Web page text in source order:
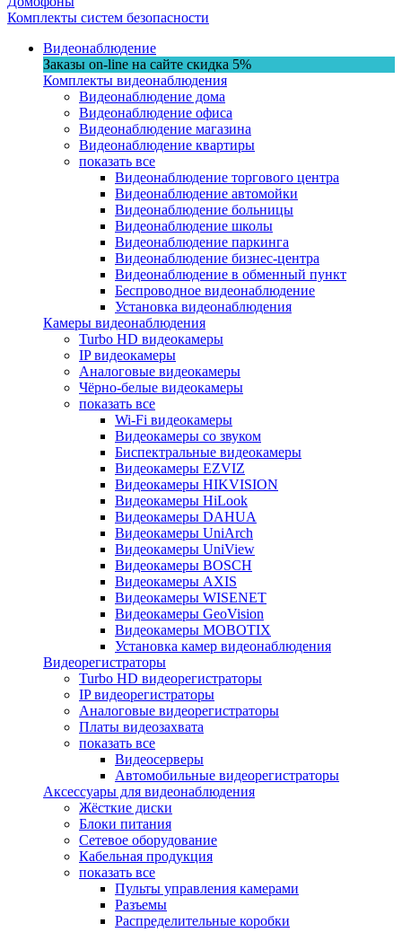
Комплекты систем безопасности
Видеонаблюдение
Заказы on-line на сaйте скидка 5%
Комплекты видеонаблюдения
Видеонаблюдение дома
Видеонаблюдение офиса
Видеонаблюдение магазина
Видеонаблюдение квартиры
показать все
Видеонаблюдение торгового центра
Видеонаблюдение автомойки
Видеонаблюдение больницы
Видеонаблюдение школы
Видеонаблюдение паркинга
Видеонаблюдение бизнес-центра
Видеонаблюдение в обменный пункт
Беспроводное видеонаблюдение
Установка видеонаблюдения
Камеры видеонаблюдения
Turbo HD видеокамеры
IP видеокамеры
Аналоговые видеокамеры
Чёрно-белые видеокамеры
показать все
Wi-Fi видеокамеры
Видеокамеры со звуком
Биспектральные видеокамеры
Видеокамеры EZVIZ
Видеокамеры HIKVISION
Видеокамеры HiLook
Видеокамеры DAHUA
Видеокамеры UniArch
Видеокамеры UniView
Видеокамеры BOSCH
Видеокамеры AXIS
Видеокамеры WISENET
Видеокамеры GeoVision
Видеокамеры MOBOTIX
Установка камер видеонаблюдения
Видеорегистраторы
Turbo HD видеорегистраторы
IP видеорегистраторы
Аналоговые видеорегистраторы
Платы видеозахвата
показать все
Видеосерверы
Автомобильные видеорегистраторы
Аксессуары для видеонаблюдения
Жёсткие диски
Блоки питания
Сетевое оборудование
Кабельная продукция
показать все
Пульты управления камерами
Разъемы
Распределительные коробки